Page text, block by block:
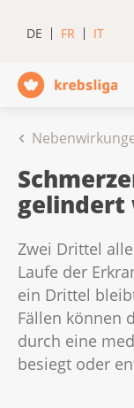
DE FR IT
gelindert
Zwei Drittel
Laufe der
ein Drittel
Fällen können
durch eine
besiegt oder